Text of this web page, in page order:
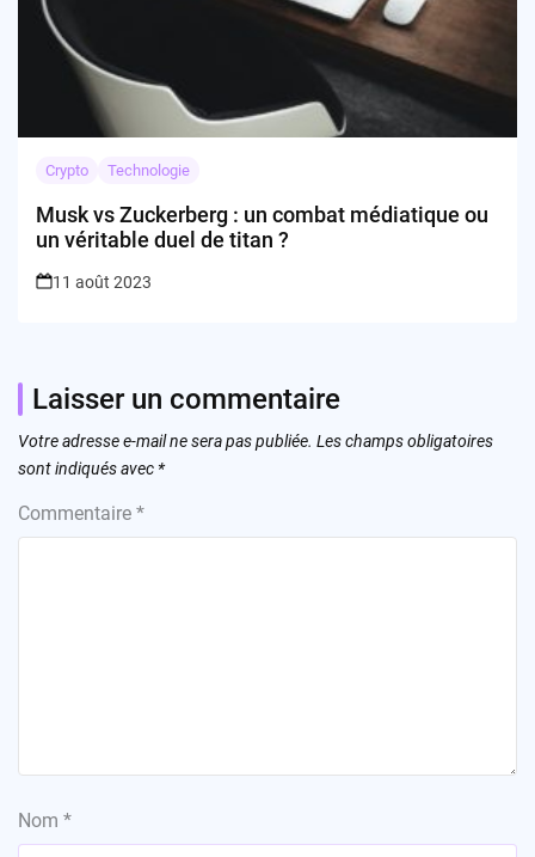
Crypto Technologie
Musk vs Zuckerberg : un combat médiatique ou
un véritable duel de titan ?
11 août 2023
Laisser un commentaire
Votre adresse e-mail ne sera pas publiée. Les champs obligatoires
sont indiqués avec *
Commentaire *
Nom *